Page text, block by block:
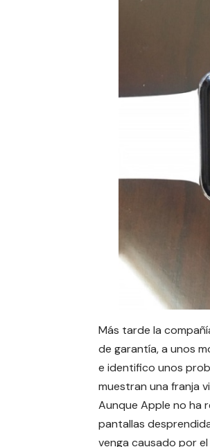
Más tarde la
de garantía, a unos
e identifico unos
muestran una franja
Aunque Apple no ha
pantallas
venga causado por